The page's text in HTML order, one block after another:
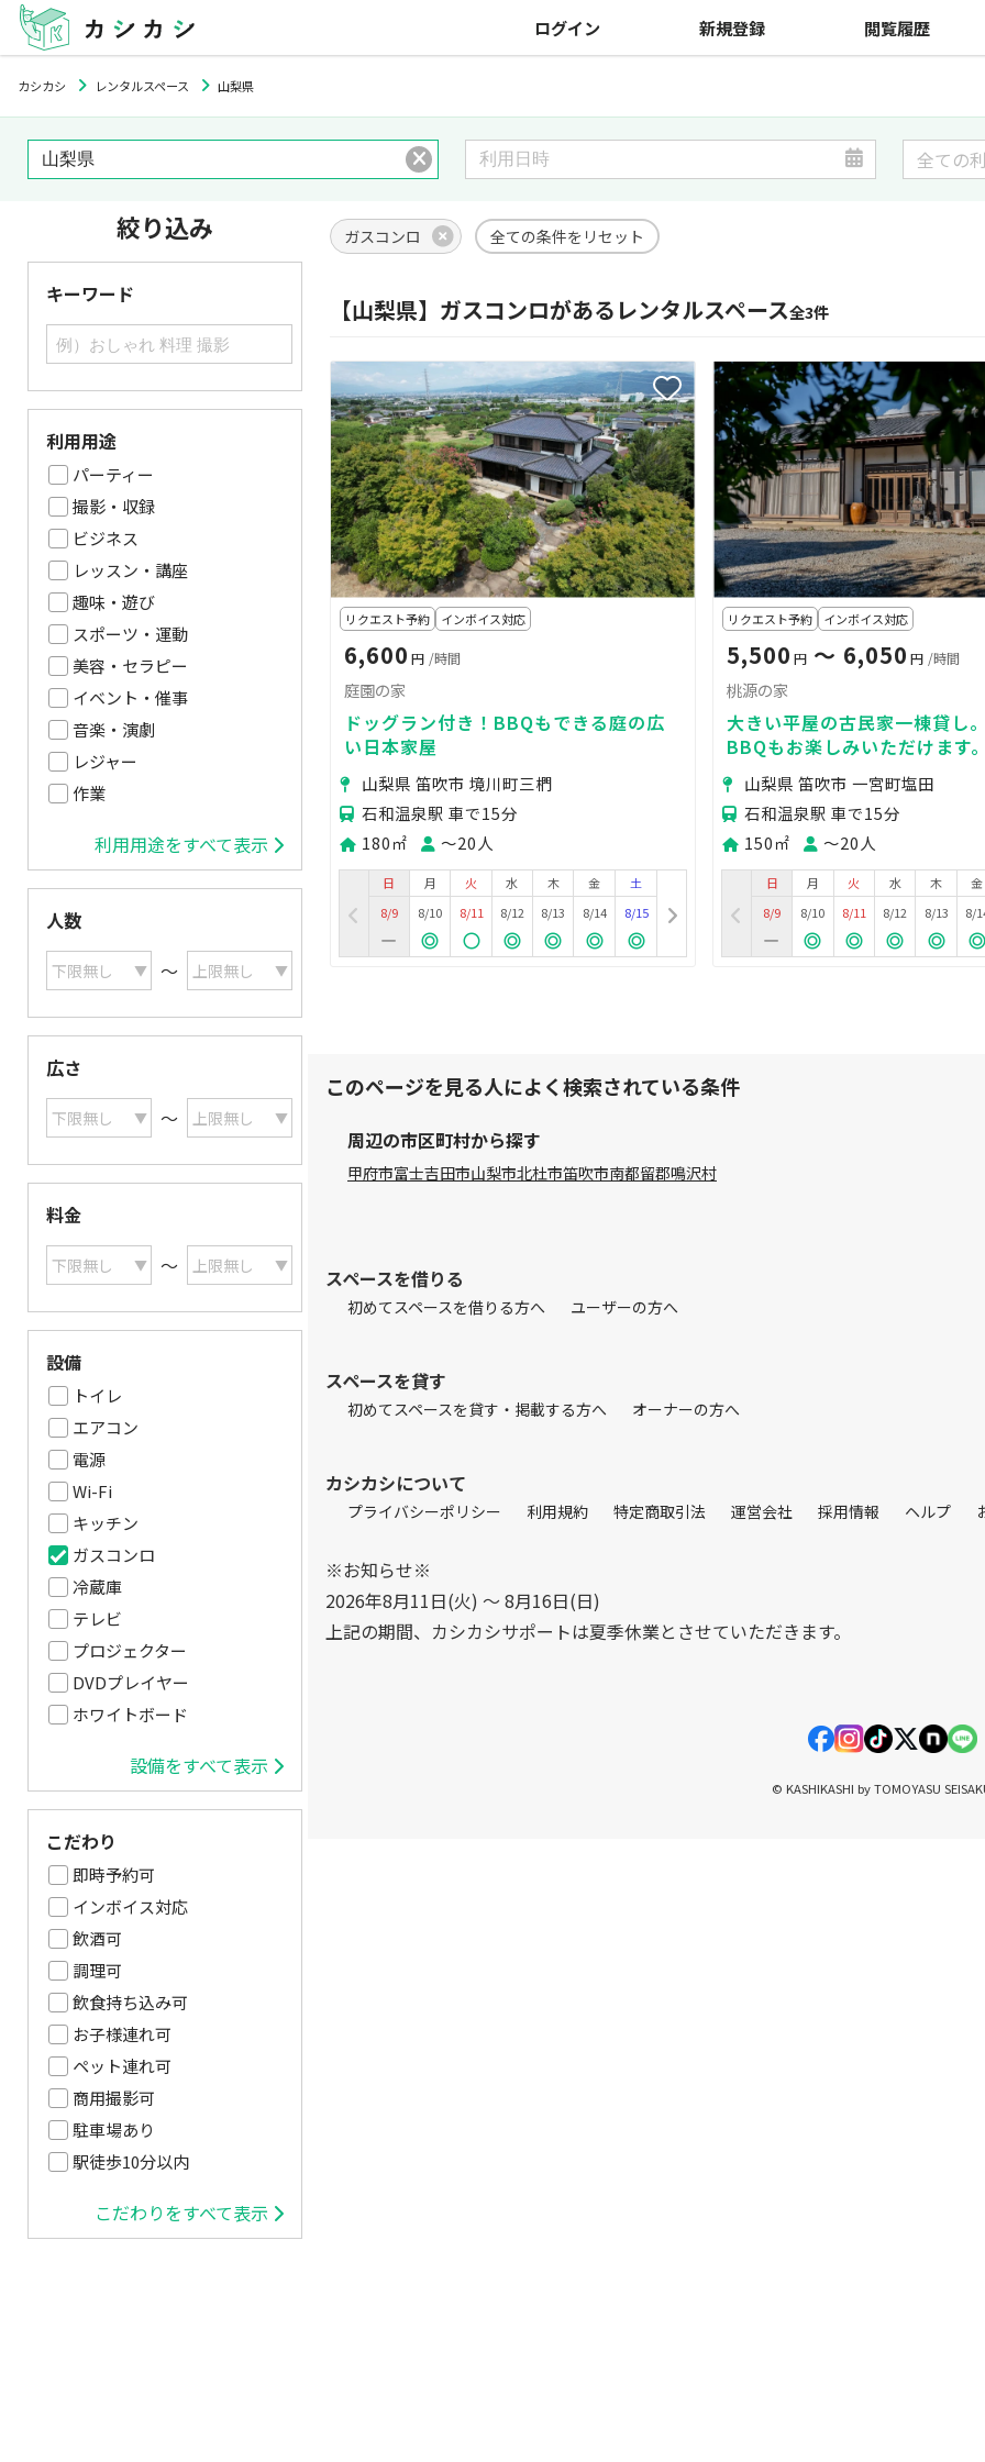
ログイン 新規登録 閲覧履歴
カシカシ レンタルスペース 山梨県
絞り込み
キーワード
利用用途
パーティー
撮影・収録
ビジネス
レッスン・講座
趣味・遊び
スポーツ・運動
美容・セラピー
イベント・催事
音楽・演劇
レジャー
作業
利用用途をすべて表示
人数
〜
広さ
〜
料金
〜
設備
テレビ
キッチン
ガスコンロ
プロジェクター
ホワイトボード
DVDプレイヤー
トイレ
冷蔵庫
エアコン
電源
Wi-Fi
設備をすべて表示
こだわり
即時予約可
インボイス対応
駅徒歩10分以内
飲酒可
調理可
飲食持ち込み可
お子様連れ可
ペット連れ可
商用撮影可
駐車場あり
こだわりをすべて表示
ガスコンロ 全ての条件をリセット
【山梨県】ガスコンロがあるレンタルスペース全3件
リクエスト予約 インボイス対応
6,600 円 /時間
庭園の家
ドッグラン付き！BBQもできる庭の広
い日本家屋
山梨県 笛吹市 境川町三椚
石和温泉駅 車で15分
180㎡
〜20人
日
8/9
月
8/10
火
8/11
水
8/12
木
8/13
金
8/14
土
8/15
リクエスト予約 インボイス対応
5,500 円 〜 6,050 円 /時間
桃源の家
大きい平屋の古民家一棟貸し
BBQもお楽しみいただけます。
山梨県 笛吹市 一宮町塩田
石和温泉駅 車で15分
150㎡
〜20人
日
8/9
月
8/10
火
8/11
水
8/12
木
8/13
金
8/
このページを見る人によく検索されている条件
周辺の市区町村から探す
甲府市富士吉田市山梨市北杜市笛吹市南都留郡鳴沢村
スペースを借りる
初めてスペースを借りる方へ ユーザーの方へ
スペースを貸す
初めてスペースを貸す・掲載する方へ オーナーの方へ
カシカシについて
プライバシーポリシー 利用規約 特定商取引法 運営会社 採用情報 ヘルプ
※お知らせ※
2026年8月11日(火) 〜 8月16日(日)
上記の期間、カシカシサポートは夏季休業とさせていただきます。
© KASHIKASHI by TOMOYASU